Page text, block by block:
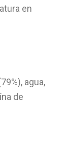
en
agua,
de